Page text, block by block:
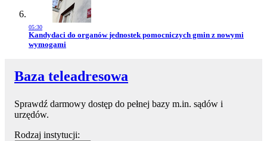
05:30
Przejdź do artykułu:
Kandydaci do organów jednostek pomocniczych gmin z nowymi
wymogami
Baza teleadresowa
Sprawdź darmowy dostęp do pełnej bazy m.in. sądów i
urzędów.
Rodzaj instytucji: